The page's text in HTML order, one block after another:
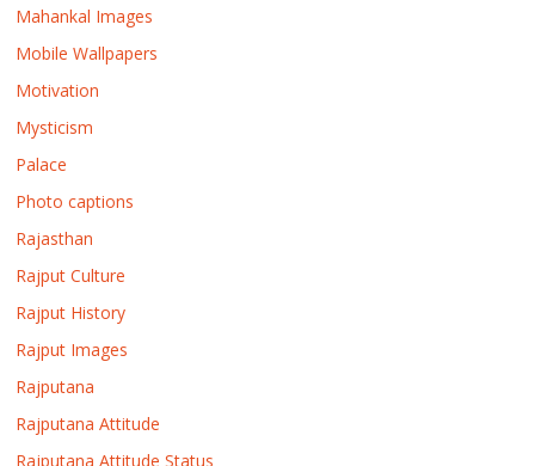
Mahankal Images
Mobile Wallpapers
Motivation
Mysticism
Palace
Photo captions
Rajasthan
Rajput Culture
Rajput History
Rajput Images
Rajputana
Rajputana Attitude
Rajputana Attitude Status